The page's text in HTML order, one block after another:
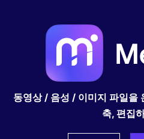
동영상 / 음성 / 이미지 파일을
축, 편집